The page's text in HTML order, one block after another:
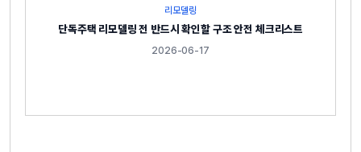
리모델링
단독주택 리모델링 전 반드시 확인할 구조 안전 체크리스트
2026-06-17